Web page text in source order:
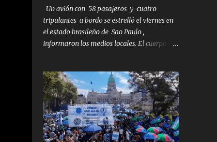
imaginado. Esta historia comenzó en 2011.
Sarah y Andrew eran una pareja normal de
Colorado. Ella tenía 26 años. Él, 28. No eran
aficionados a los deportes extremos ni
querían pasar un fin de semana lejos de la
ciudad. Su plan era de lo más sencillo. Tomar
su viejo pero confiable auto, con...
Un avión con 58 pasajeros y cuatro
tripulantes a bordo se estrelló el viernes en
el estado brasileño de Sao Paulo ,
informaron los medios locales. El cuerpo de
medio local G1, en el complejo residencial
Recanto Florido. video; La cadena de
televisión brasileña GloboNews mostró
imágenes de una gran zona en llamas y
humo saliendo de un aparente fuselaje del
avión. Otras imágenes de GloboNews